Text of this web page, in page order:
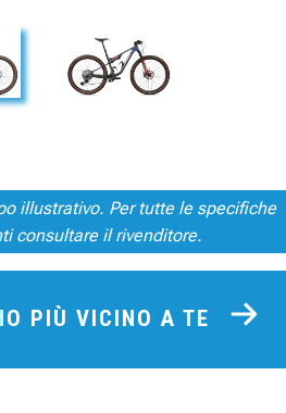
illustrativo. Per tutte le specifiche
consultare il rivenditore.
PIÙ VICINO A TE